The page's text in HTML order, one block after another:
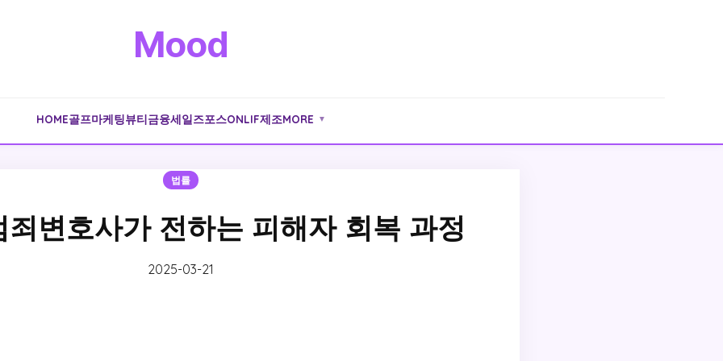
Mood
HOME골프마케팅뷰티금융세일즈포스ONLIF제조MORE ▼
법률
변호사가 전하는 피해자 회복 과정
2025-03-21